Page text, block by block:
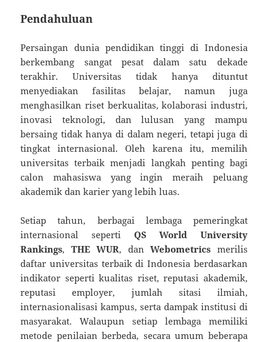
Pendahuluan
Persaingan dunia pendidikan tinggi di Indonesia
berkembang sangat pesat dalam satu dekade
terakhir. Universitas tidak hanya dituntut
menyediakan fasilitas belajar, namun juga
menghasilkan riset berkualitas, kolaborasi industri,
inovasi teknologi, dan lulusan yang mampu
bersaing tidak hanya di dalam negeri, tetapi juga di
tingkat internasional. Oleh karena itu, memilih
universitas terbaik menjadi langkah penting bagi
calon mahasiswa yang ingin meraih peluang
akademik dan karier yang lebih luas.
Setiap tahun, berbagai lembaga pemeringkat
internasional seperti QS World University
Rankings, THE WUR, danWebometrics merilis
daftar universitas terbaik di Indonesia berdasarkan
indikator seperti kualitas riset, reputasi akademik,
reputasi employer, jumlah sitasi ilmiah,
internasionalisasi kampus, serta dampak institusi di
masyarakat. Walaupun setiap lembaga memiliki
metode penilaian berbeda, secara umum beberapa